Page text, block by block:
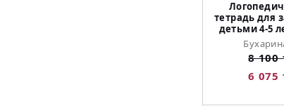
тетрадь для
детьми 4-5
8 100
6 075